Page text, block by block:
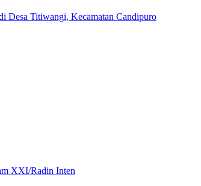
Desa Titiwangi, Kecamatan Candipuro
XXI/Radin Inten